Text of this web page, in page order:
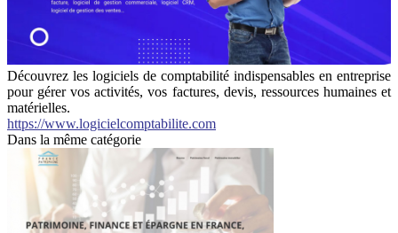
Découvrez les logiciels de comptabilité indispensables en entreprise
pour gérer vos activités, vos factures, devis, ressources humaines et
matérielles.
https://www.logicielcomptabilite.com
Dans la même catégorie